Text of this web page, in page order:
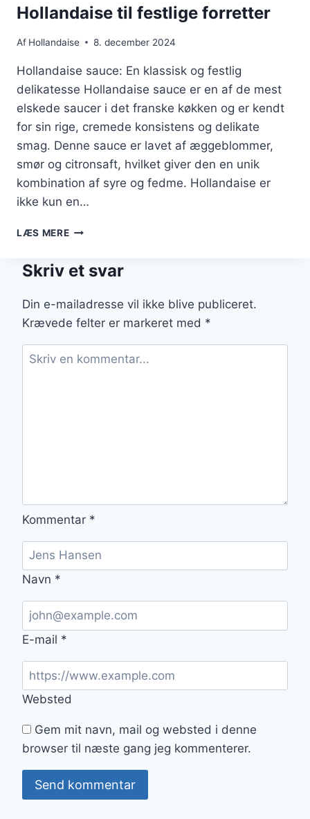
Hollandaise til festlige forretter
Af Hollandaise 8. december 2024
Hollandaise sauce: En klassisk og festlig
delikatesse Hollandaise sauce er en af de mest
elskede saucer i det franske køkken og er kendt
for sin rige, cremede konsistens og delikate
smag. Denne sauce er lavet af æggeblommer,
smør og citronsaft, hvilket giver den en unik
kombination af syre og fedme. Hollandaise er
ikke kun en…
LÆS MEREHOLLANDAISE
FORRETTER
Skriv et svar
Din e-mailadresse vil ikke blive publiceret.
Krævede felter er markeret med *
Kommentar *
Navn *
E-mail *
Websted
Gem mit navn, mail og websted i denne
browser til næste gang jeg kommenterer.